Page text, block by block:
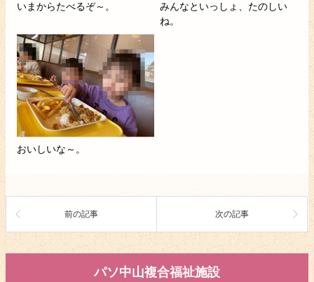
いまからたべるぞ～。
みんなといっしょ、たのしい
ね。
おいしいな～。
前の記事 次の記事
パソ中山複合福祉施設